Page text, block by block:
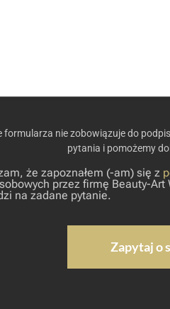
formularza nie zobowiązuje do
pytania i pomożemy
że zapoznałem (-am) się z
przez firmę Beauty-
na zadane pytanie.